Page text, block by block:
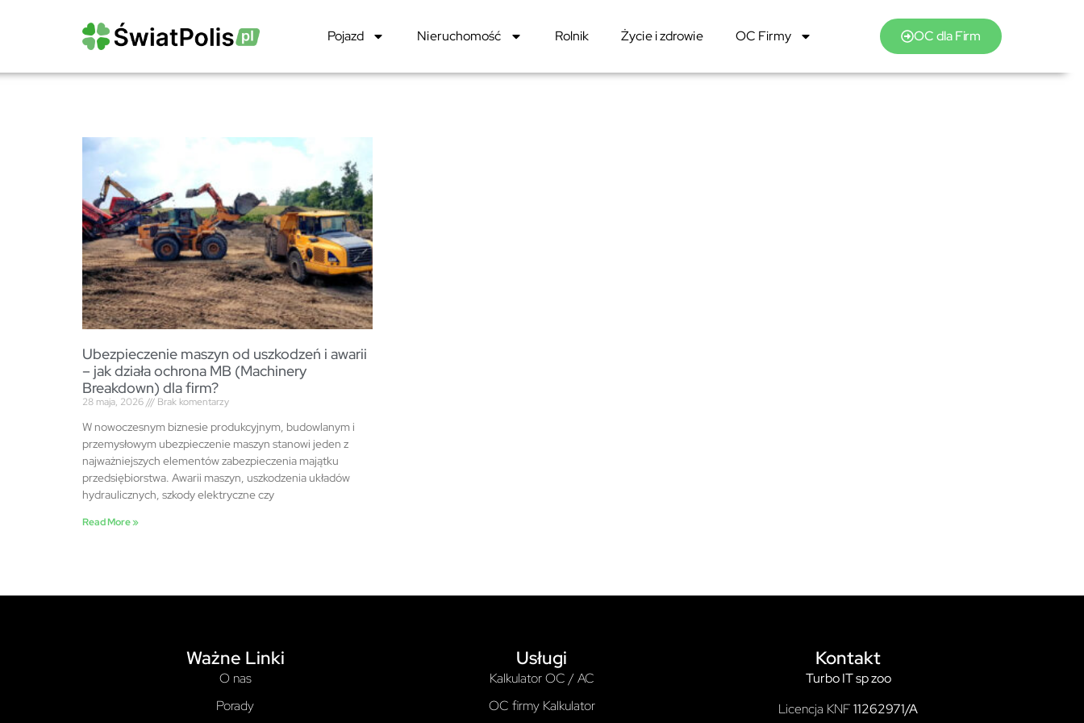
Pojazd Nieruchomość Rolnik Życie i zdrowie OC Firmy OC dla Firm
Ubezpieczenie maszyn od uszkodzeń i awarii
– jak działa ochrona MB (Machinery
Breakdown) dla firm?
28 maja, 2026 Brak komentarzy
W nowoczesnym biznesie produkcyjnym, budowlanym i
przemysłowym ubezpieczenie maszyn stanowi jeden z
najważniejszych elementów zabezpieczenia majątku
przedsiębiorstwa. Awarii maszyn, uszkodzenia układów
hydraulicznych, szkody elektryczne czy
Read More »
Ważne Linki
O nas
Porady
Usługi
Kalkulator OC / AC
OC firmy Kalkulator
Kontakt
Turbo IT sp zoo
Licencja KNF11262971/A